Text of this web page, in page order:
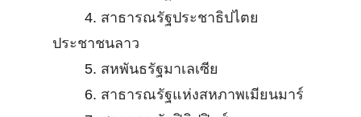
4. สาธารณรัฐประชาธิปไตย
ประชาชนลาว
5. สหพันธรัฐมาเลเซีย
6. สาธารณรัฐแห่งสหภาพเมียนมาร์